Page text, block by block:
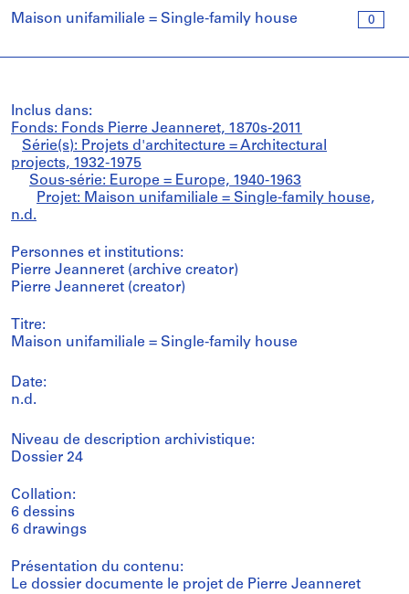
0
Maison unifamiliale = Single-family house
Inclus dans:
Fonds: Fonds Pierre Jeanneret, 1870s-2011
Série(s): Projets d'architecture = Architectural
projects, 1932-1975
Sous-série: Europe = Europe, 1940-1963
Projet: Maison unifamiliale = Single-family house,
n.d.
Personnes et institutions:
Pierre Jeanneret (archive creator)
Pierre Jeanneret (creator)
Titre:
Maison unifamiliale = Single-family house
Date:
n.d.
Niveau de description archivistique:
Dossier 24
Collation:
6 dessins
6 drawings
Présentation du contenu:
Le dossier documente le projet de Pierre Jeanneret